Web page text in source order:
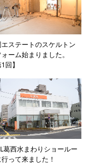
ステートのスケルトン
ォーム始まりました。
1回】
葛西水まわりショールー
って来ました！